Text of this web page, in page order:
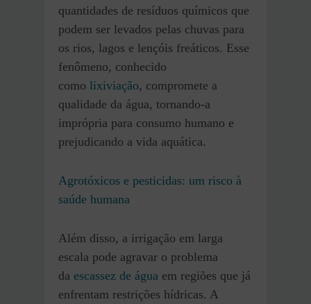
quantidades de resíduos químicos que
podem ser levados pelas chuvas para
os rios, lagos e lençóis freáticos. Esse
fenômeno, conhecido
como lixiviação, compromete a
qualidade da água, tornando-a
imprópria para consumo humano e
prejudicando a vida aquática.
Agrotóxicos e pesticidas: um risco à
saúde humana
Além disso, a irrigação em larga
escala pode agravar o problema
da escassez de água em regiões que já
enfrentam restrições hídricas. A